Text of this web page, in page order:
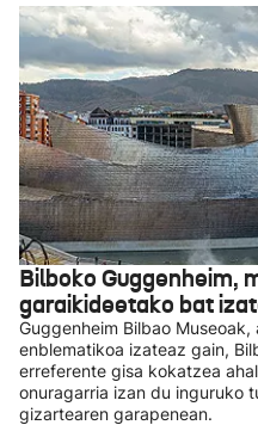
Bilboko Guggenheim,
garaikideetako bat
Guggenheim Bilbao
enblematikoa izateaz gain,
erreferente gisa kokatzea
onuragarria izan du inguruko
gizartearen garapenean.